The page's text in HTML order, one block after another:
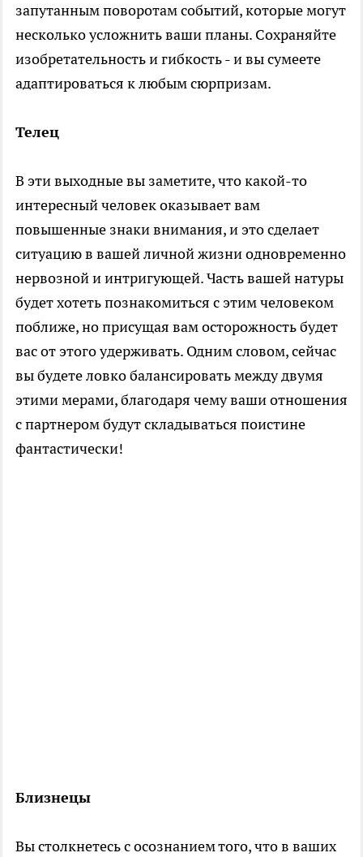
запутанным поворотам событий, которые могут
несколько усложнить ваши планы. Сохраняйте
изобретательность и гибкость - и вы сумеете
адаптироваться к любым сюрпризам.
Телец
В эти выходные вы заметите, что какой-то
интересный человек оказывает вам
повышенные знаки внимания, и это сделает
ситуацию в вашей личной жизни одновременно
нервозной и интригующей. Часть вашей натуры
будет хотеть познакомиться с этим человеком
поближе, но присущая вам осторожность будет
вас от этого удерживать. Одним словом, сейчас
вы будете ловко балансировать между двумя
этими мерами, благодаря чему ваши отношения
с партнером будут складываться поистине
фантастически!
Близнецы
Вы столкнетесь с осознанием того, что в ваших